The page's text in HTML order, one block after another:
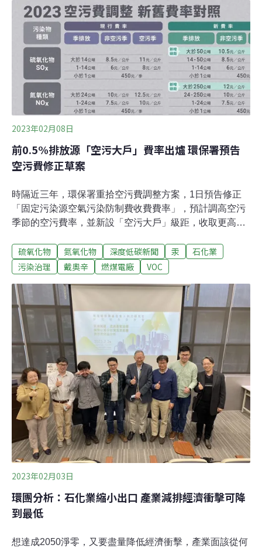
「2014年7月31日，通報有氣體洩漏事件，通報環保局處
理，過了三小時之後才知道外洩的氣體是丙烯，得知當地
石化管線洩漏濃度過高，之後發生驚天一響、接連發生多
起爆炸，並且持續到8月1日的晚上，事件共造成32人死
亡、321人受傷，車輛炸毀，三多一路、三多二路、凱旋
一路、一心一路多條重要道路嚴重破壞，城市如同開腸破
肚⋯⋯。」地球公民基金會執行長王敏玲以報導口吻低語
開場，重新揭開城市瘡疤，察看傷口癒合狀況。公民團體
2023年02月08日
前0.5%排放源「空污大戶」費率出爐 環保署預告
空污費修正草案
時隔近三年，環保署重拾空污費調整方案，1日預告修正
「固定污染源空氣污染防制費收費費率」，預計調高空污
季節的空污費率，並新設「空污大戶」級距，收取更高費
者，每年多挹注空污基金約6.5億元，減少1.5萬噸空污排
放。環保署官員表示，新設空污大戶級距後，排放量大的
願，讓業者投資成本相對低的空污防制設備。空污費調高
新設「空污大戶」級距 收取更高費額環保署曾在2020年3
月提出固定污染源空污費修正草案，實施季節性的差別費
率，調升空污季（10月至隔年3月）費率、調降非空污季
費率。政策一出，非空污季的費率調降即引起民間批評，
環署接著在2021年下架草案，再度挨批「臨陣脫逃」。
硫氧化物 氮氧化物 深度低碳新聞 汞
石化業
污染治理
戴奧辛 燃煤電廠 VOC
2023年02月03日
環團分析：石化業縮小出口 產業減排經濟衝擊可降
到最低
想達成2050淨零，又要盡量降低經濟衝擊，產業面該從何